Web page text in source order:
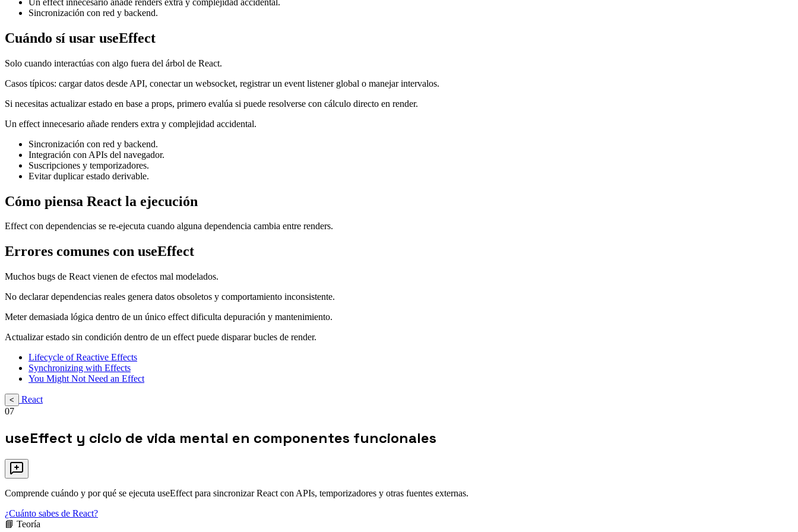
Sincronización con red y backend.
Cuándo sí usar useEffect
Solo cuando interactúas con algo fuera del árbol de React.
Casos típicos: cargar datos desde API, conectar un websocket, registrar un event listener global o manejar intervalos.
Si necesitas actualizar estado en base a props, primero evalúa si puede resolverse con cálculo directo en render.
Un effect innecesario añade renders extra y complejidad accidental.
Sincronización con red y backend.
Integración con APIs del navegador.
Suscripciones y temporizadores.
Evitar duplicar estado derivable.
Cómo piensa React la ejecución
Effect con dependencias se re-ejecuta cuando alguna dependencia cambia entre renders.
Errores comunes con useEffect
Muchos bugs de React vienen de efectos mal modelados.
No declarar dependencias reales genera datos obsoletos y comportamiento inconsistente.
Meter demasiada lógica dentro de un único effect dificulta depuración y mantenimiento.
Actualizar estado sin condición dentro de un effect puede disparar bucles de render.
Lifecycle of Reactive Effects
Synchronizing with Effects
You Might Not Need an Effect
<
React
07
useEffect y ciclo de vida mental en componentes funcionales
Comprende cuándo y por qué se ejecuta useEffect para sincronizar React con APIs, temporizadores y otras fuentes externas.
¿Cuánto sabes de React?
📘 Teoría